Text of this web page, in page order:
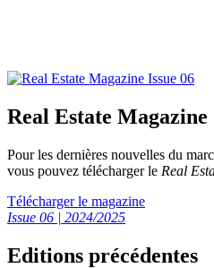
Real Estate Magazine
Pour les dernières nouvelles du
vous pouvez télécharger le Real
Télécharger le magazine
Issue 06 | 2024/2025
Editions précédentes